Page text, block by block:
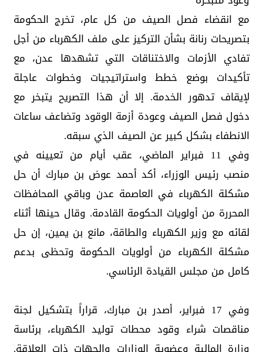
مع انقضاء فصل الصيف من كل عام، تخرج الحكومة
بتصريحات رنانة بشأن التركيز على ملف الكهرباء من أجل
تفادي الأزمات والاختناقات التي تشهدها عدن، مع
تأكيدات بوضع خطط واستراتيجيات وخطوات عاجلة
لإيقاف تدهور الخدمة. إلا أن هذا التصريح يتبخر مع
دخول فصل الصيف وعودة أزمة الوقود وتضاعف ساعات
الانطفاء بشكل كبير عن الصيف الذي سبقه.
وفي 11 فبراير الماضي، عقب أيام من تعيينه في
منصب رئيس الوزراء، أكد أحمد عوض بن مبارك أن حل
مشكلة الكهرباء في العاصمة عدن وباقي المحافظات
المحررة من أولويات الحكومة القادمة. وقال حينها أثناء
لقائه مع وزير الكهرباء والطاقة، مانع بن يمين، إن حل
مشكلة الكهرباء من أولويات الحكومة وتحظى بدعم
كامل من مجلس القيادة الرئاسي.
وفي 17 فبراير، أصدر بن مبارك، قراراً بتشكيل لجنة
مناقصات شراء وقود محطات توليد الكهرباء، برئاسة